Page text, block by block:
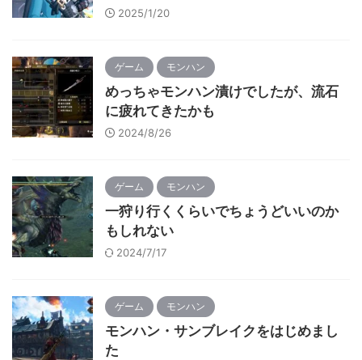
2025/1/20
ゲーム モンハン
めっちゃモンハン漬けでしたが、流石
に疲れてきたかも
2024/8/26
ゲーム モンハン
一狩り行くくらいでちょうどいいのか
もしれない
2024/7/17
ゲーム モンハン
モンハン・サンブレイクをはじめまし
た